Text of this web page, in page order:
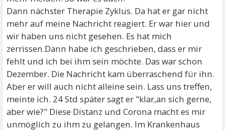
Dann nächster Therapie Zyklus. Da hat er gar nicht
mehr auf meine Nachricht reagiert. Er war hier und
wir haben uns nicht gesehen. Es hat mich
zerrissen.Dann habe ich geschrieben, dass er mir
fehlt und ich bei ihm sein möchte. Das war schon
Dezember. Die Nachricht kam überraschend für ihn.
Aber er will auch nicht alleine sein. Lass uns treffen,
meinte ich. 24 Std später sagt er "klar,an sich gerne,
aber wie?" Diese Distanz und Corona macht es mir
unmöglich zu ihm zu gelangen. Im Krankenhaus